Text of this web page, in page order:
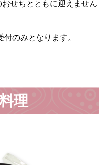
せちとともに迎えません
のみとなります。
理